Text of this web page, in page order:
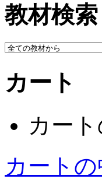
教材検索
カート
カー
カート